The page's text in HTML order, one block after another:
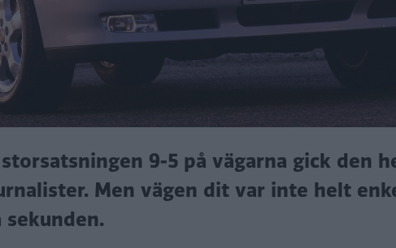
9-5 på vägarna gick den
Men vägen dit var inte helt